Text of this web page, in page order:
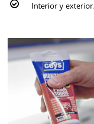
Interior y exterior.